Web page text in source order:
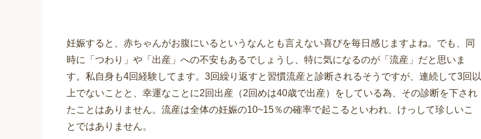
妊娠すると、赤ちゃんがお腹にいるというなんとも言えない喜びを毎日感じますよね。でも、同
時に「つわり」や「出産」への不安もあるでしょうし、特に気になるのが「流産」だと思いま
す。私自身も4回経験してます。3回繰り返すと習慣流産と診断されるそうですが、連続して3回以
上でないことと、幸運なことに2回出産（2回めは40歳で出産）をしている為、その診断を下され
たことはありません。流産は全体の妊娠の10~15％の確率で起こるといわれ、けっして珍しいこ
とではありません。